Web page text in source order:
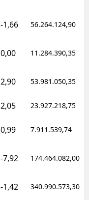
-1,66 56.264.124,90
0,00 11.284.390,35
2,90 53.981.050,35
2,05 23.927.218,75
0,99 7.911.539,74
-7,92 174.464.082,00
-1,42 340.990.573,30